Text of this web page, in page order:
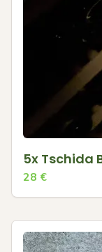
5x Tschida
28 €